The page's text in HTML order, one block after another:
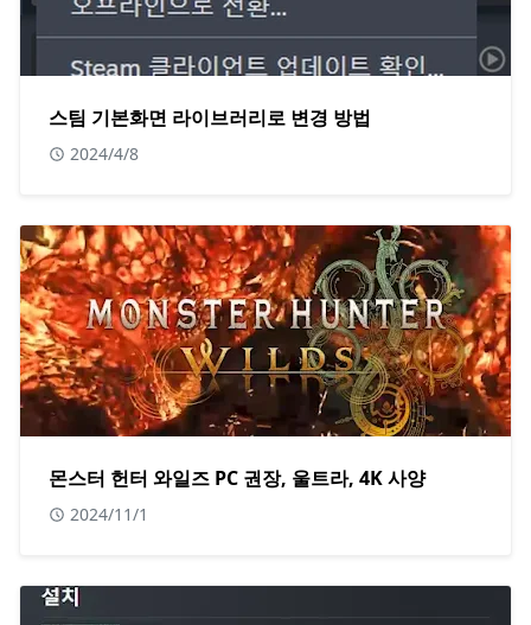
스팀 기본화면 라이브러리로 변경 방법
2024/4/8
몬스터 헌터 와일즈 PC 권장, 울트라, 4K 사양
2024/11/1